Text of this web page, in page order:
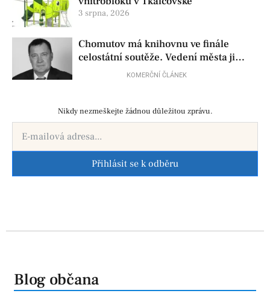
3 srpna, 2026
Chomutov má knihovnu ve finále
celostátní soutěže. Vedení města ji
přesto chce zrušitKOMERČNÍ ČLÁNEK
Nikdy nezmeškejte žádnou důležitou zprávu.
Přihlásit se k odběru
Blog občana